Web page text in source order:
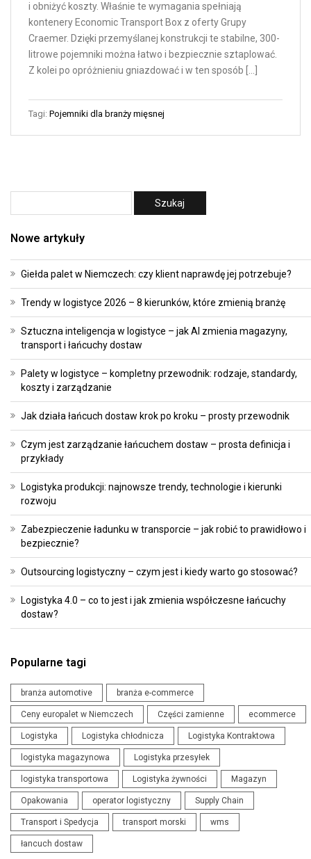
i obniżyć koszty. Właśnie te wymagania spełniają
kontenery Economic Transport Box z oferty Grupy
Craemer. Dzięki przemyślanej konstrukcji te stabilne, 300-
litrowe pojemniki można łatwo i bezpiecznie sztaplować.
Z kolei po opróżnieniu gniazdować i w ten sposób […]
Tagi: Pojemniki dla branży mięsnej
Nowe artykuły
Giełda palet w Niemczech: czy klient naprawdę jej potrzebuje?
Trendy w logistyce 2026 – 8 kierunków, które zmienią branżę
Sztuczna inteligencja w logistyce – jak AI zmienia magazyny,
transport i łańcuchy dostaw
Palety w logistyce – kompletny przewodnik: rodzaje, standardy,
koszty i zarządzanie
Jak działa łańcuch dostaw krok po kroku – prosty przewodnik
Czym jest zarządzanie łańcuchem dostaw – prosta definicja i
przykłady
Logistyka produkcji: najnowsze trendy, technologie i kierunki
rozwoju
Zabezpieczenie ładunku w transporcie – jak robić to prawidłowo i
bezpiecznie?
Outsourcing logistyczny – czym jest i kiedy warto go stosować?
Logistyka 4.0 – co to jest i jak zmienia współczesne łańcuchy
dostaw?
Popularne tagi
branża automotive branża e-commerce
Ceny europalet w Niemczech Części zamienne ecommerce
Logistyka Logistyka chłodnicza Logistyka Kontraktowa
logistyka magazynowa Logistyka przesyłek
logistyka transportowa Logistyka żywności Magazyn
Opakowania operator logistyczny Supply Chain
Transport i Spedycja transport morski wms
łancuch dostaw